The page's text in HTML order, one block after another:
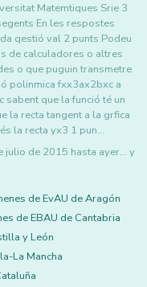
Matemtiques Srie 3
En les respostes
qestió val 2 punts Podeu
de calculadores o altres
o que puguin transmetre
polinmica fxx3ax2bxc a
que la funció té un
la recta tangent a la grfica
la recta yx3 1 pun…
de 2015 hasta ayer... y
de EvAU de Aragón
de EBAU de Cantabria
y León
La Mancha